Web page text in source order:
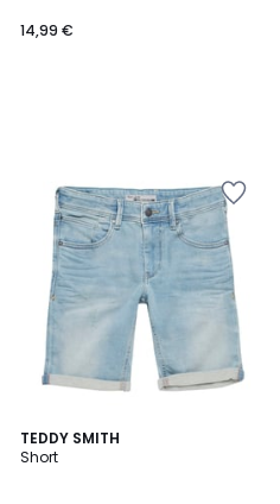
14,99 €
TEDDY SMITH
Short
4,7
/ 5